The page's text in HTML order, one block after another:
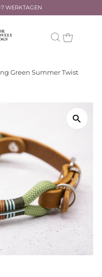
WERKTAGEN
Green Summer Twist